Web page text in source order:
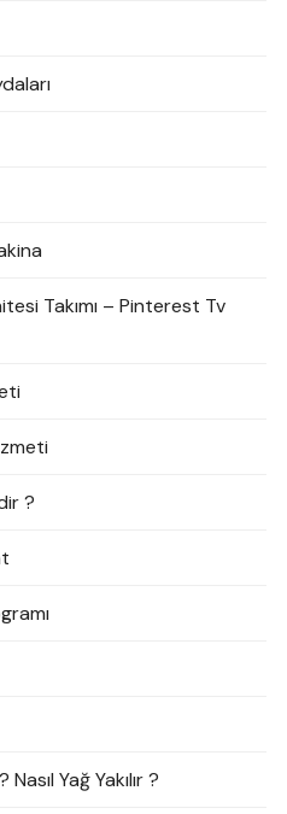
Takımı – Pinterest Tv
?
Yağ Yakılır ?